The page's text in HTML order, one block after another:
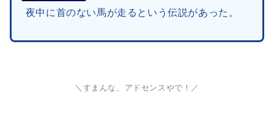
夜中に首のない馬が走るという伝説があった。
＼すまんな、アドセンスやで！／